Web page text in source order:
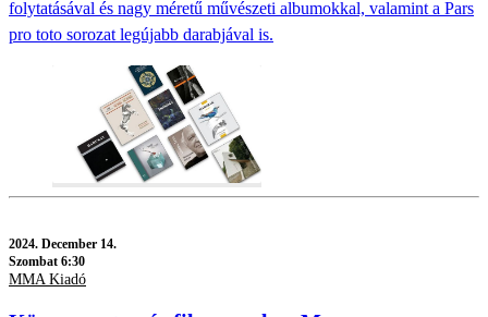
folytatásával és nagy méretű művészeti albumokkal, valamint a Pars
pro toto sorozat legújabb darabjával is.
2024. December 14.
Szombat 6:30
MMA Kiadó